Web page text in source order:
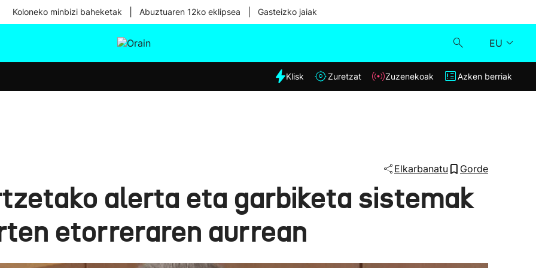
Koloneko minbizi baheketak Abuztuaren 12ko eklipsea Gasteizko jaiak
EU
Eguraldia
Klisk
Azken berriak
Klisk Zuretzat Zuzenekoak Azken berriak
Elkarbanatu Gorde
alerta eta garbiketa sistemak
etorreraren aurrean